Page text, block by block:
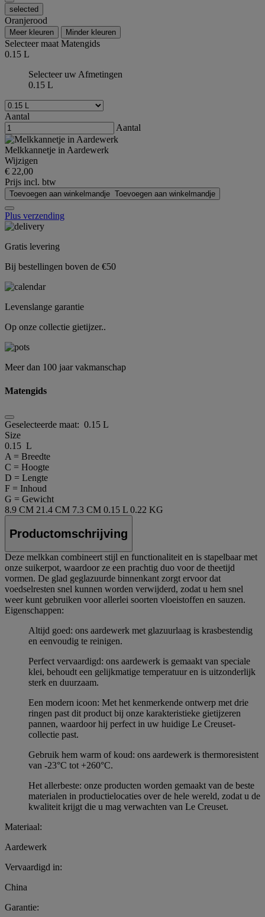
selected
Oranjerood
Meer kleuren Minder kleuren
Selecteer maatMatengids
0.15 L
Selecteer uw Afmetingen
0.15 L
Aantal
Aantal
Melkkannetje in Aardewerk
Wijzigen
€ 22,00
Prijs incl. btw
Toevoegen aan winkelmandje Toevoegen aan winkelmandje
Plus verzending
Gratis levering
Bij bestellingen boven de €50
Levenslange garantie
Op onze collectie gietijzer..
Meer dan 100 jaar vakmanschap
Matengids
Geselecteerde maat: 0.15 L
Size
0.15 L
A = Breedte
C = Hoogte
D = Lengte
F = Inhoud
G = Gewicht
8.9 CM 21.4 CM 7.3 CM 0.15 L 0.22 KG
Productomschrijving
Deze melkkan combineert stijl en functionaliteit en is stapelbaar met
onze suikerpot, waardoor ze een prachtig duo voor de theetijd
vormen. De glad geglazuurde binnenkant zorgt ervoor dat
voedselresten snel kunnen worden verwijderd, zodat u hem snel
weer kunt gebruiken voor allerlei soorten vloeistoffen en sauzen.
Eigenschappen:
Altijd goed: ons aardewerk met glazuurlaag is krasbestendig
en eenvoudig te reinigen.
Perfect vervaardigd: ons aardewerk is gemaakt van speciale
klei, behoudt een gelijkmatige temperatuur en is uitzonderlijk
sterk en duurzaam.
Een modern icoon: Met het kenmerkende ontwerp met drie
ringen past dit product bij onze karakteristieke gietijzeren
pannen, waardoor hij perfect in uw huidige Le Creuset-
collectie past.
Gebruik hem warm of koud: ons aardewerk is thermoresistent
van -23°C tot +260°C.
Het allerbeste: onze producten worden gemaakt van de beste
materialen in productielocaties over de hele wereld, zodat u de
kwaliteit krijgt die u mag verwachten van Le Creuset.
Materiaal:
Aardewerk
Vervaardigd in:
China
Garantie: